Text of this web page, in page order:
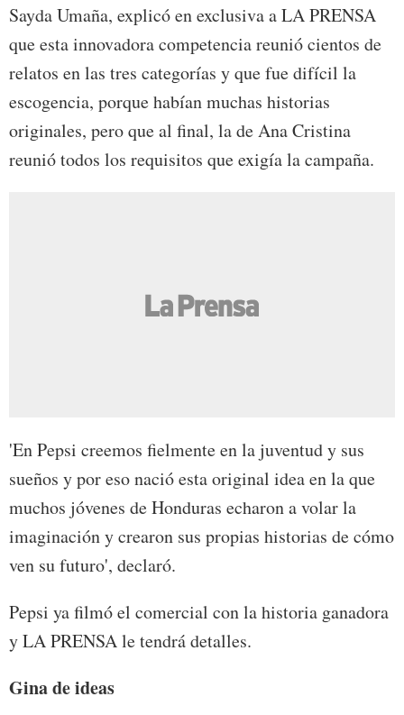
Sayda Umaña, explicó en exclusiva a LA PRENSA
que esta innovadora competencia reunió cientos de
relatos en las tres categorías y que fue difícil la
escogencia, porque habían muchas historias
originales, pero que al final, la de Ana Cristina
reunió todos los requisitos que exigía la campaña.
'En Pepsi creemos fielmente en la juventud y sus
sueños y por eso nació esta original idea en la que
muchos jóvenes de Honduras echaron a volar la
imaginación y crearon sus propias historias de cómo
ven su futuro', declaró.
Pepsi ya filmó el comercial con la historia ganadora
y LA PRENSA le tendrá detalles.
Gina de ideas